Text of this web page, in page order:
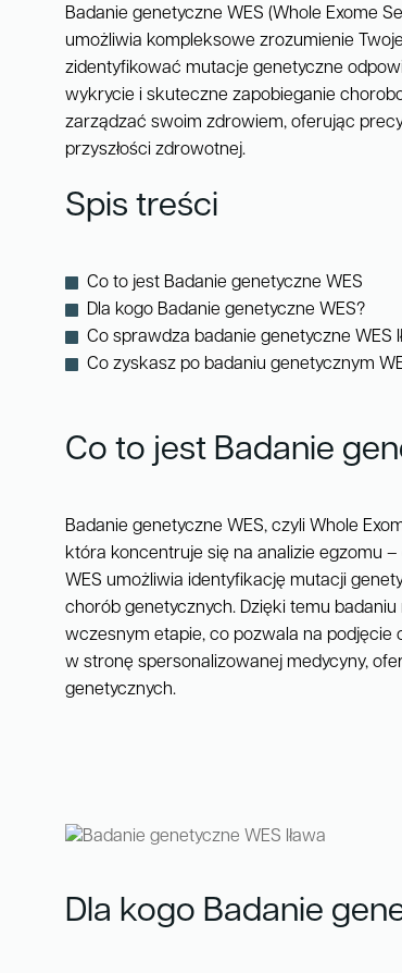
Badanie genetyczne WES (Whole Exome
umożliwia kompleksowe zrozumienie
zidentyfikować mutacje genetyczne
wykrycie i skuteczne zapobieganie
zarządzać swoim zdrowiem, oferując
przyszłości zdrowotnej.
Spis treści
Co to jest Badanie genetyczne WES
Dla kogo Badanie genetyczne WES?
Co sprawdza badanie genetyczne WES
Co zyskasz po badaniu genetycznym
Co to jest Badanie
Badanie genetyczne WES, czyli Whole
która koncentruje się na analizie egzomu
WES umożliwia identyfikację mutacji
chorób genetycznych. Dzięki temu
wczesnym etapie, co pozwala na podjęcie
w stronę spersonalizowanej medycyny,
genetycznych.
Dla kogo Badanie